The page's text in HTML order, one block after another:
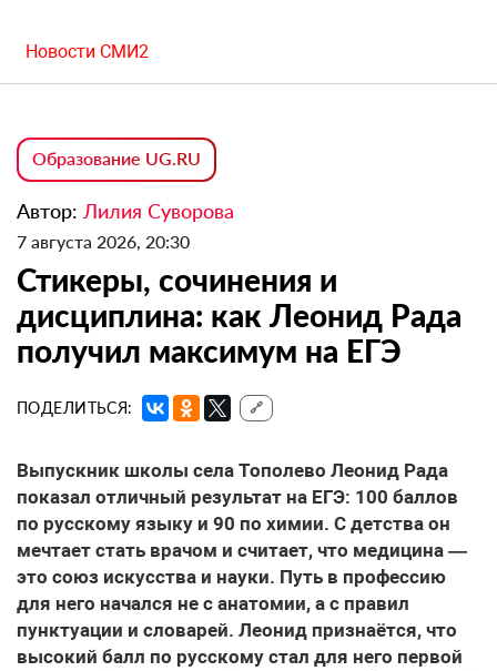
Новости СМИ2
Образование UG.RU
Автор: Лилия Суворова
7 августа 2026, 20:30
Стикеры, сочинения и
дисциплина: как Леонид Рада
получил максимум на ЕГЭ
ПОДЕЛИТЬСЯ: 🔗
Выпускник школы села Тополево Леонид Рада
показал отличный результат на ЕГЭ: 100 баллов
по русскому языку и 90 по химии. С детства он
мечтает стать врачом и считает, что медицина —
это союз искусства и науки. Путь в профессию
для него начался не с анатомии, а с правил
пунктуации и словарей. Леонид признаётся, что
высокий балл по русскому стал для него первой